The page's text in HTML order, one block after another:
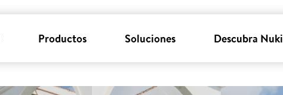
Productos Soluciones Descubra Nuki